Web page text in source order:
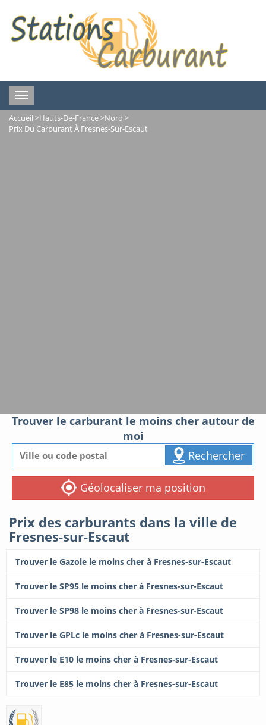
Toggle
navigation
Accueil >Hauts-De-France>Nord >
Prix Du Carburant À Fresnes-Sur-Escaut
Trouver le carburant le moins cher autour de
moi
Rechercher
Géolocaliser ma position
Prix des carburants dans la ville de
Fresnes-sur-Escaut
Trouver le Gazole le moins cher à Fresnes-sur-Escaut
Trouver le SP95 le moins cher à Fresnes-sur-Escaut
Trouver le SP98 le moins cher à Fresnes-sur-Escaut
Trouver le GPLc le moins cher à Fresnes-sur-Escaut
Trouver le E10 le moins cher à Fresnes-sur-Escaut
Trouver le E85 le moins cher à Fresnes-sur-Escaut